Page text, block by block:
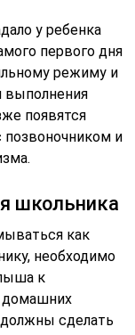
у ребенка
первого дня
режиму и
выполнения
появятся
позвоночником и
школьника
как
необходимо
к
домашних
сделать